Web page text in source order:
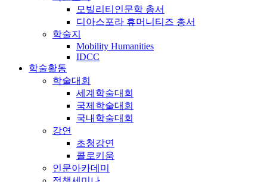
모빌리티인문학 총서
디아스포라 휴머니티즈 총서
학술지
Mobility Humanities
IDCC
학술활동
학술대회
세계학술대회
국제학술대회
국내학술대회
강연
초청강연
콜로키움
인문아카데미